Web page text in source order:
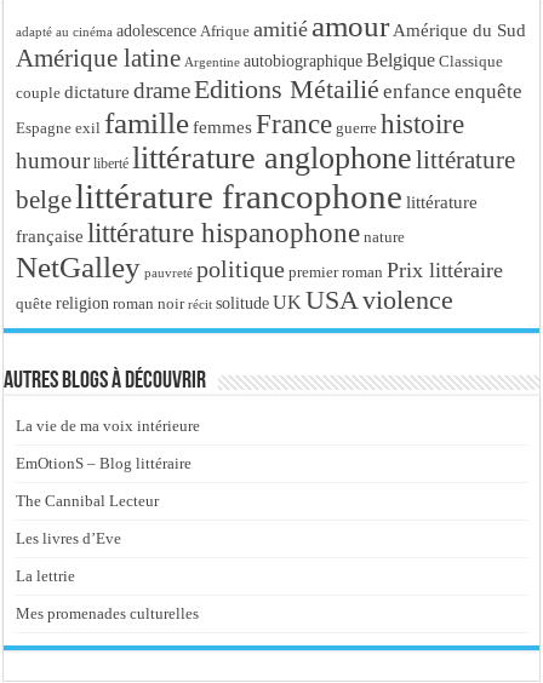
adapté au cinéma adolescence Afrique amitié amour Amérique du Sud
Amérique latine Argentine autobiographique Belgique Classique
couple dictature drameEditions Métailié enfance enquête
Espagne exil famille femmes France guerre histoire
humour liberté littérature anglophonelittérature
belgelittérature francophone littérature
française littérature hispanophone nature
NetGalley pauvreté politique premier roman Prix littéraire
quête religion roman noir récit solitude UK USAviolence
Autres blogs à découvrir
La vie de ma voix intérieure
EmOtionS – Blog littéraire
The Cannibal Lecteur
Les livres d’Eve
La lettrie
Mes promenades culturelles